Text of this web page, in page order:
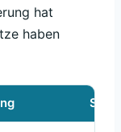
hat
haben